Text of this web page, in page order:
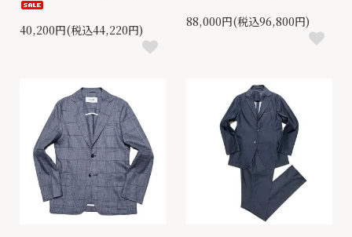
40,200円(税込44,220円)
88,000円(税込96,800円)